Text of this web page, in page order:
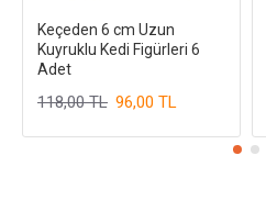
Keçeden 6 cm Uzun
Kuyruklu Kedi Figürleri 6
Adet
96,00 TL
118,00 TL